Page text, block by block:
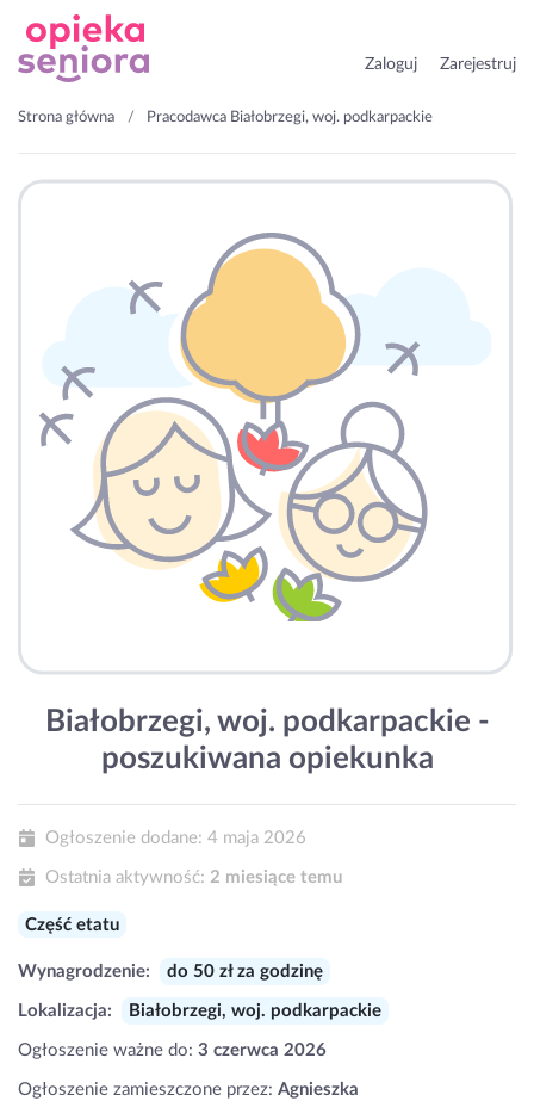
Zaloguj Zarejestruj
Strona główna Pracodawca Białobrzegi, woj. podkarpackie
Białobrzegi, woj. podkarpackie -
poszukiwana opiekunka
Ogłoszenie dodane: 4 maja 2026
Ostatnia aktywność: 2 miesiące temu
Część etatu
Wynagrodzenie: do 50 zł za godzinę
Lokalizacja: Białobrzegi, woj. podkarpackie
Ogłoszenie ważne do: 3 czerwca 2026
Ogłoszenie zamieszczone przez: Agnieszka